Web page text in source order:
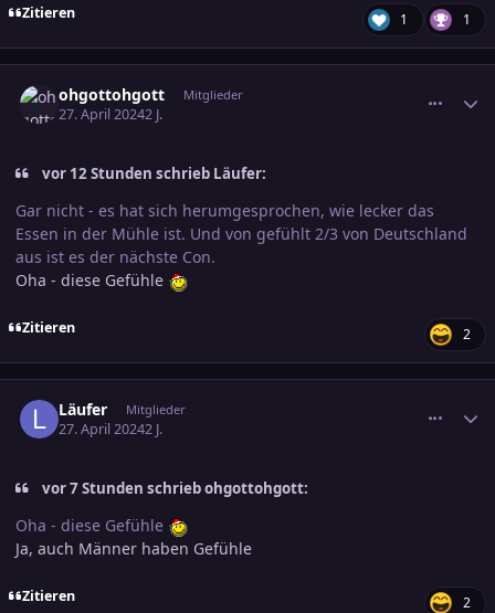
Zitieren 1 1
ohgottohgott Mitglieder
27. April 20242 J.
vor 12 Stunden schrieb Läufer:
Gar nicht - es hat sich herumgesprochen, wie lecker das
Essen in der Mühle ist. Und von gefühlt 2/3 von Deutschland
aus ist es der nächste Con.
Oha - diese Gefühle
Zitieren 2
Läufer Mitglieder
27. April 20242 J.
vor 7 Stunden schrieb ohgottohgott:
Oha - diese Gefühle
Ja, auch Männer haben Gefühle
Zitieren 2